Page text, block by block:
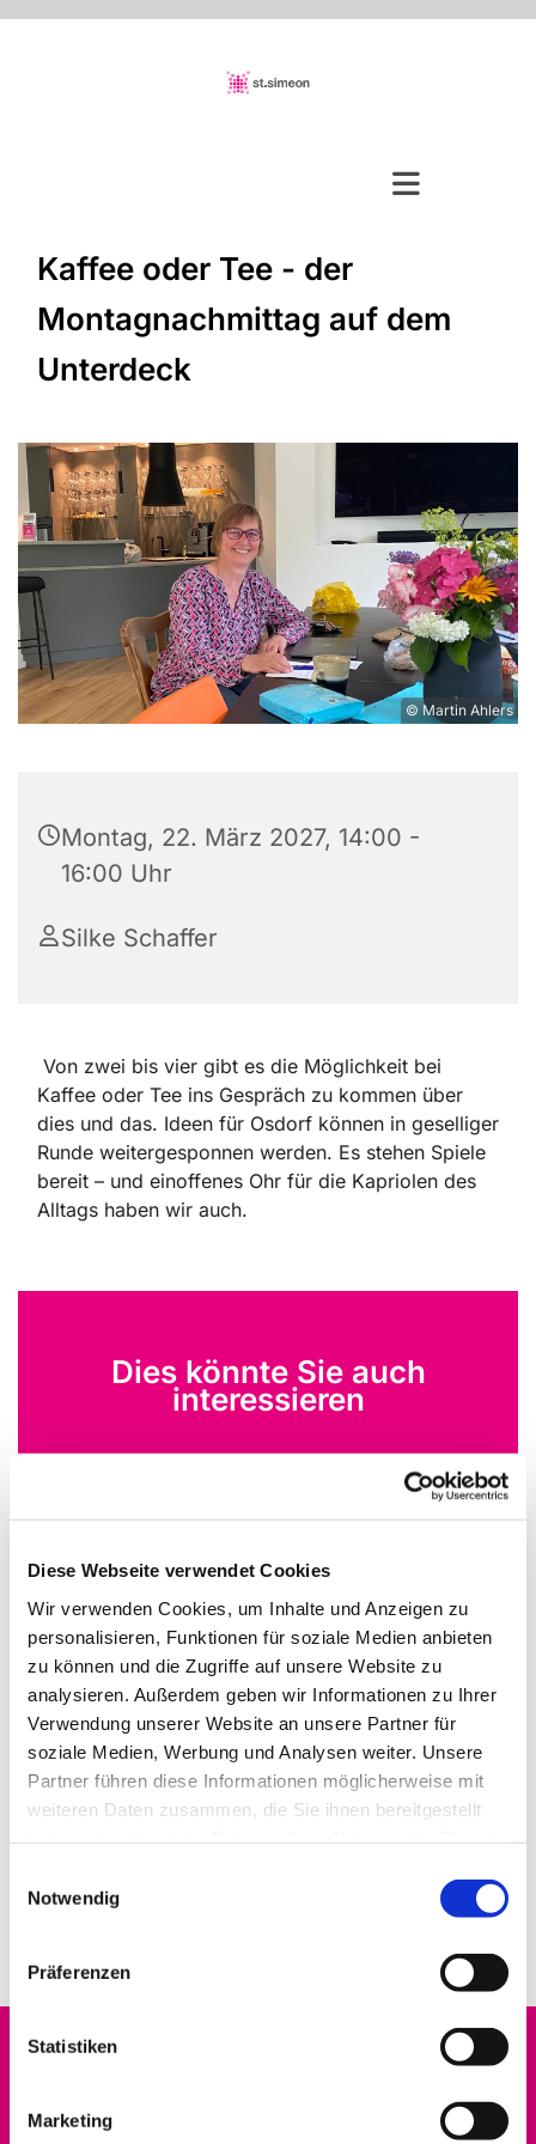
Diese Webseite verwendet Cookies
Wir verwenden Cookies, um Inhalte und Anzeigen zu
personalisieren, Funktionen für soziale Medien anbieten
zu können und die Zugriffe auf unsere Website zu
analysieren. Außerdem geben wir Informationen zu Ihrer
Verwendung unserer Website an unsere Partner für
soziale Medien, Werbung und Analysen weiter. Unsere
Partner führen diese Informationen möglicherweise mit
weiteren Daten zusammen, die Sie ihnen bereitgestellt
Notwendig
Präferenzen
Statistiken
Marketing
Kaffee oder Tee - der
Montagnachmittag auf dem
Unterdeck
© Martin Ahlers
Montag, 22. März 2027, 14:00 -
16:00 Uhr
Silke Schaffer
Von zwei bis vier gibt es die Möglichkeit bei
Kaffee oder Tee ins Gespräch zu kommen über
dies und das. Ideen für Osdorf können in geselliger
Runde weitergesponnen werden. Es stehen Spiele
bereit – und einoffenes Ohr für die Kapriolen des
Alltags haben wir auch.
Dies könnte Sie auch
interessieren
Datenschutz